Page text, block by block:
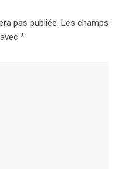
pas publiée. Les champs
*